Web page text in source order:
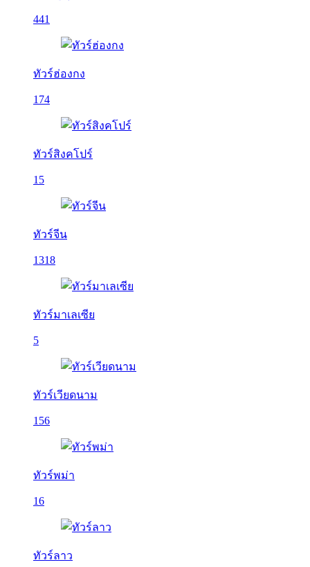
441
ทัวร์ฮ่องกง
174
ทัวร์สิงคโปร์
15
ทัวร์จีน
1318
ทัวร์มาเลเซีย
5
ทัวร์เวียดนาม
156
ทัวร์พม่า
16
ทัวร์ลาว